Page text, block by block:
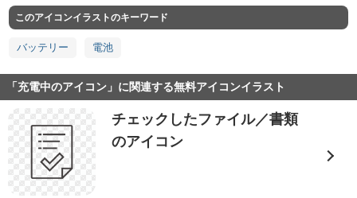
このアイコンイラストのキーワード
バッテリー 電池
「充電中のアイコン」に関連する無料アイコンイラスト
チェックしたファイル／書類
のアイコン